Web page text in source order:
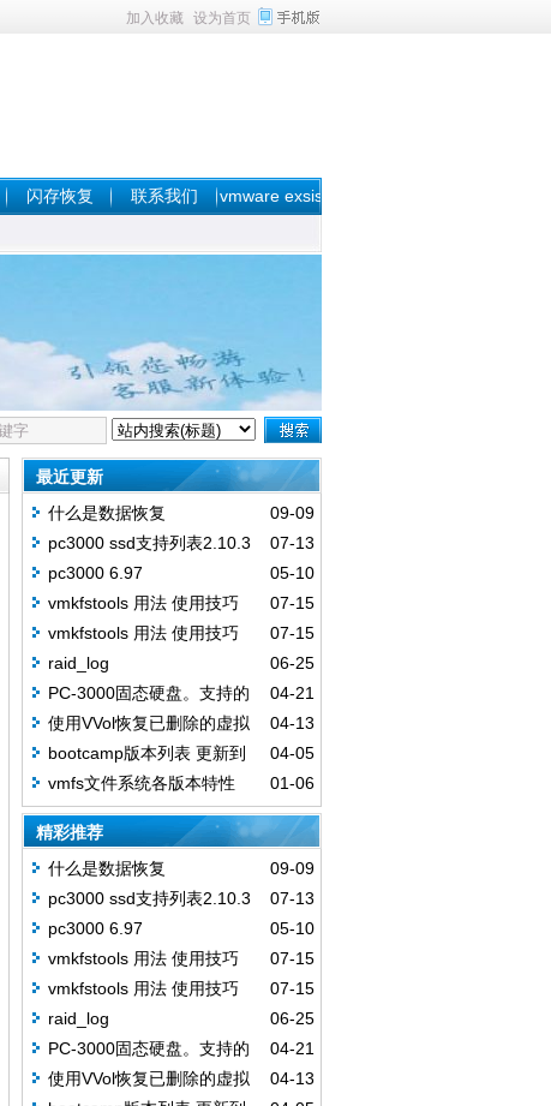
加入收藏 设为首页
闪存恢复 联系我们
vmware exsis
最近更新
09-09
什么是数据恢复
07-13
pc3000 ssd支持列表2.10.3
05-10
pc3000 6.97
07-15
vmkfstools 用法 使用技巧
07-15
vmkfstools 用法 使用技巧
06-25
raid_log
04-21
PC-3000固态硬盘。支持的
SSD驱动器列表（定期更新）
v2.7.11
04-13
使用VVol恢复已删除的虚拟
机
04-05
bootcamp版本列表 更新到
202001
01-06
vmfs文件系统各版本特性
精彩推荐
09-09
什么是数据恢复
07-13
pc3000 ssd支持列表2.10.3
05-10
pc3000 6.97
07-15
vmkfstools 用法 使用技巧
07-15
vmkfstools 用法 使用技巧
06-25
raid_log
04-21
PC-3000固态硬盘。支持的
SSD驱动器列表（定期更新）
v2.7.11
04-13
使用VVol恢复已删除的虚拟